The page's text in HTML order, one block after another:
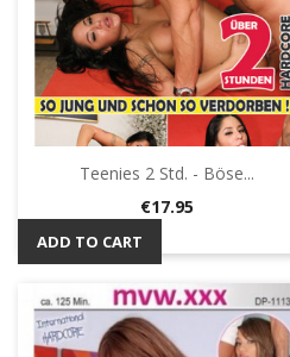
Teenies 2 Std. - Böse...
Price
€17.95
ADD TO CART